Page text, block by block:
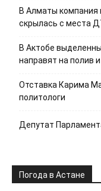
В Алматы компания
скрылась с места
В Актобе
направят на полив
Отставка Карима
политологи
Депутат
Погода в Астане